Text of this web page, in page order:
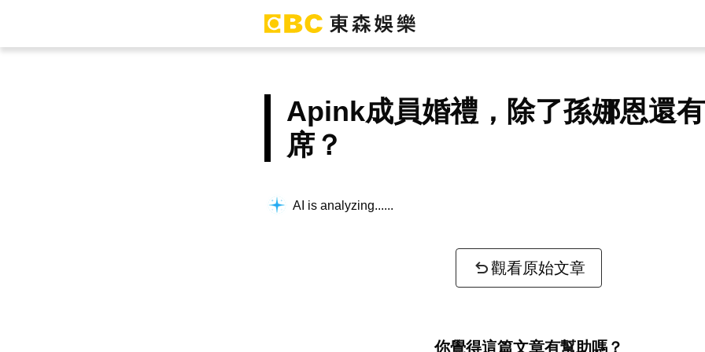
Apink成員婚禮，除了孫娜恩還
席？
AI is analyzing...
觀看原始文章
你覺得這篇文章有幫助嗎？